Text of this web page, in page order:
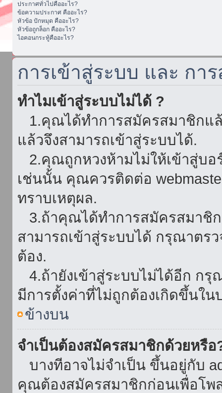
ประกาศทั่วไปคืออะไร?
ข้อความประกาศ คืออะไร?
หัวข้อ ปักหมุด คืออะไร?
หัวข้อถูกล็อก คืออะไร?
ไอคอนกระทู้คืออะไร?
การเข้าสู่ระบบ และ กา
ทำไมเข้าสู่ระบบไม่ได้ ?
1.คุณได้ทำการสมัครสมาชิกแ
แล้วจึงสามารถเข้าสู่ระบบได้.
2.คุณถูกหวงห้ามไม่ให้เข้าสู่บอ
เช่นนั้น คุณควรติดต่อ
ทราบเหตุผล.
3.ถ้าคุณได้ทำการสมัครสมาชิ
สามารถเข้าสู่ระบบได้ กรุณาตร
ต้อง.
4.ถ้ายังเข้าสู่ระบบไม่ได้อีก กรุ
มีการตั้งค่าที่ไม่ถูกต้องเกิดขึ้นใน
ข้างบน
จำเป็นต้องสมัครสมาชิกด้วยหรือ
บางทีอาจไม่จำเป็น ขึ้นอยู่กับ
คุณต้องสมัครสมาชิกก่อนเพื่อโพ